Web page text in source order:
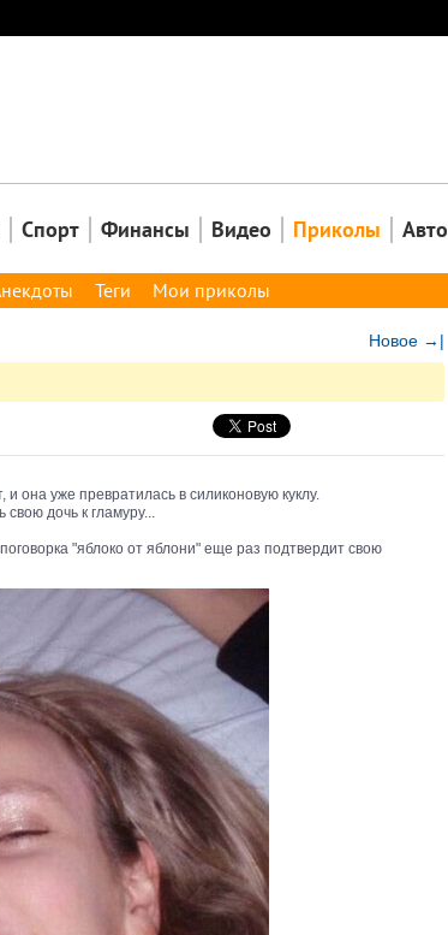
Закрыть
Спорт Финансы Видео Приколы Авто
Теги Мои приколы
Новое →|
и она уже превратилась в силиконовую куклу.
дочь к гламуру...
"яблоко от яблони" еще раз подтвердит свою